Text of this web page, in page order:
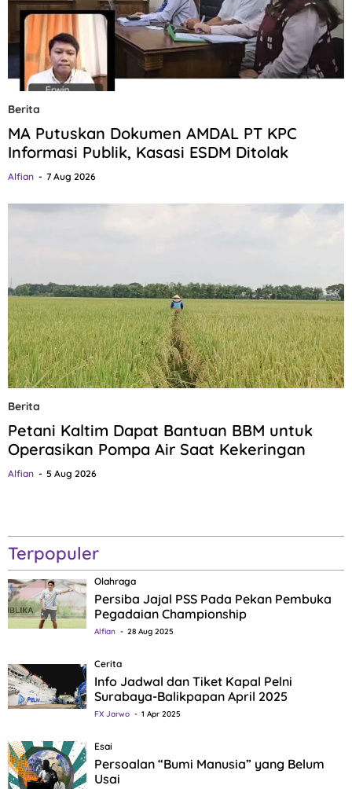
Berita
MA Putuskan Dokumen AMDAL PT KPC
Informasi Publik, Kasasi ESDM Ditolak
Alfian 7 Aug 2026
Berita
Petani Kaltim Dapat Bantuan BBM untuk
Operasikan Pompa Air Saat Kekeringan
Alfian 5 Aug 2026
Terpopuler
Olahraga
Persiba Jajal PSS Pada Pekan Pembuka
Pegadaian Championship
Alfian 28 Aug 2025
Cerita
Info Jadwal dan Tiket Kapal Pelni
Surabaya-Balikpapan April 2025
FX Jarwo 1 Apr 2025
Esai
Persoalan “Bumi Manusia” yang Belum
Usai